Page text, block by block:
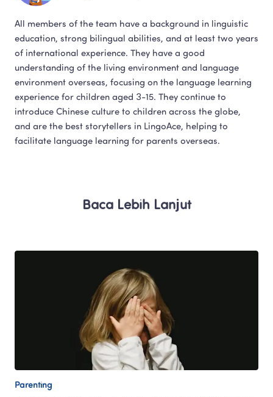
All members of the team have a background in linguistic
education, strong bilingual abilities, and at least two years
of international experience. They have a good
understanding of the living environment and language
environment overseas, focusing on the language learning
experience for children aged 3-15. They continue to
introduce Chinese culture to children across the globe,
and are the best storytellers in LingoAce, helping to
facilitate language learning for parents overseas.​
Baca Lebih Lanjut
Parenting